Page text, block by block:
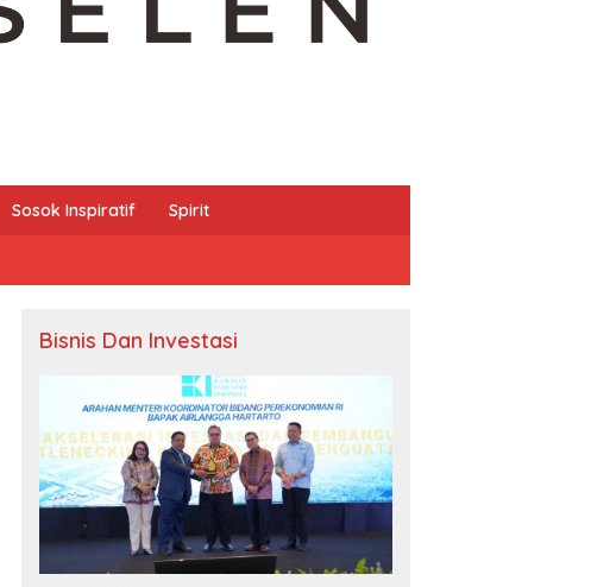
Sosok Inspiratif Spirit
Bisnis Dan Investasi